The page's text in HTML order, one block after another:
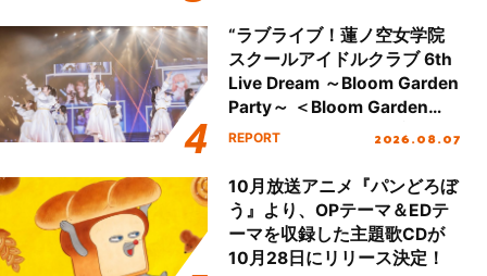
“ラブライブ！蓮ノ空女学院
スクールアイドルクラブ 6th
Live Dream ～Bloom Garden
Party～ ＜Bloom Garden
Party Stage／埼玉公演＞”
REPORT 2026.08.07
10月放送アニメ『パンどろぼ
う』より、OPテーマ＆EDテ
ーマを収録した主題歌CDが
10月28日にリリース決定！